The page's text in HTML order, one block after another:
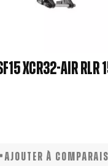
XCR32-AIR
AJOUTER À